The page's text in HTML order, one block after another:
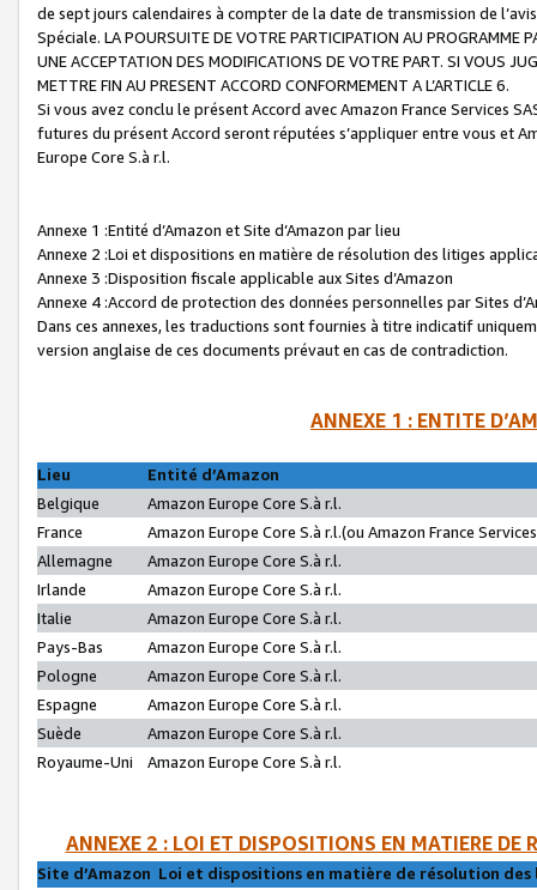
de sept jours calendaires à compter de la date de transmission de
Spéciale. LA POURSUITE DE VOTRE PARTICIPATION AU PROGRAMME
UNE ACCEPTATION DES MODIFICATIONS DE VOTRE PART. SI VOUS
METTRE FIN AU PRESENT ACCORD CONFORMEMENT A L’ARTICLE 6.
Si vous avez conclu le présent Accord avec Amazon France Services
futures du présent Accord seront réputées s’appliquer entre vous et
Europe Core S.à r.l.
Annexe 1 :Entité d’Amazon et Site d’Amazon par lieu
Annexe 2 :Loi et dispositions en matière de résolution des litiges
Annexe 3 :Disposition fiscale applicable aux Sites d’Amazon
Annexe 4 :Accord de protection des données personnelles par Sites
Dans ces annexes, les traductions sont fournies à titre indicatif
version anglaise de ces documents prévaut en cas de contradiction.
ANNEXE 1 : ENTITE
Lieu
Entité d’Amazon
Belgique
Amazon Europe Core S.à r.l.
France
Amazon Europe Core S.à r.l.(ou Amazon France
Allemagne
Amazon Europe Core S.à r.l.
Irlande
Amazon Europe Core S.à r.l.
Italie
Amazon Europe Core S.à r.l.
Pays-Bas
Amazon Europe Core S.à r.l.
Pologne
Amazon Europe Core S.à r.l.
Espagne
Amazon Europe Core S.à r.l.
Suède
Amazon Europe Core S.à r.l.
Royaume-Uni
Amazon Europe Core S.à r.l.
ANNEXE 2 : LOI ET DISPOSITIONS EN MATIERE DE
Site d’Amazon Loi et dispositions en matière de résolution